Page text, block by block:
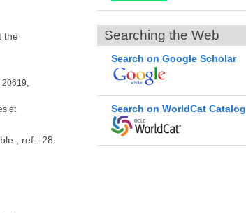
the
20619,
et
; ref : 28
Searching the Web
Search on Google Scholar
Search on WorldCat Catalog